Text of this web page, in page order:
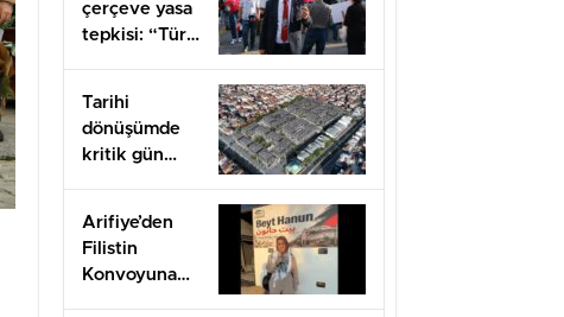
çerçeve yasa
tepkisi: “Türk
vereceksiniz”
Tarihi
dönüşümde
kritik gün
olan 17
Ağustos
Arifiye’den
Filistin
Konvoyuna